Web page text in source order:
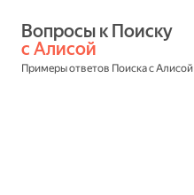
с Алисой
Примеры ответов Поиска с Алисой